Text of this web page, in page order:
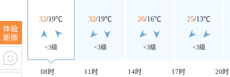
32/19℃
<3级
32/19℃
<3级
26/16℃
<3级
25/13℃
<3级
08时 11时 14时 17时 20时